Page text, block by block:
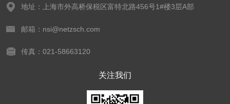
地址：上海市外高桥保税区富特北路456号1#楼3层A部
邮箱：nsi@netzsch.com
传真：021-58663120
关注我们